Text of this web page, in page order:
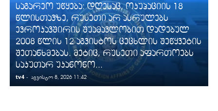
საგარეო უწყება: დღესაც, ოკუპაციის 18
წლისთავზე, რუსეთი არ ასრულებს
ევროკავშირის შუამავლობით დადებულ
2008 წლის 12 აგვისტოს ცეცხლის შეწყვეტის
შეთანხმებას. მეტიც, რუსეთი აფართოებს
საკუთარ უკანონო...
tv4 - აგვისტო 8, 2026 11:42